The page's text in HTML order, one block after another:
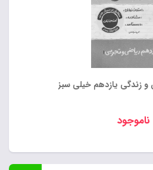
زندگی یازدهم خیلی سبز
ناموجود